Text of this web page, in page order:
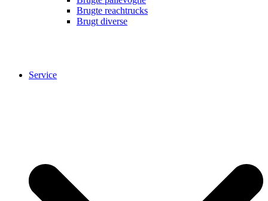
Brugte reachtrucks
Brugt diverse
Service